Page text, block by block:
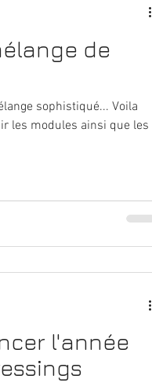
de
sophistiqué... Voila
les modules ainsi que les
l'année